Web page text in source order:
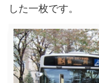
した一枚です。